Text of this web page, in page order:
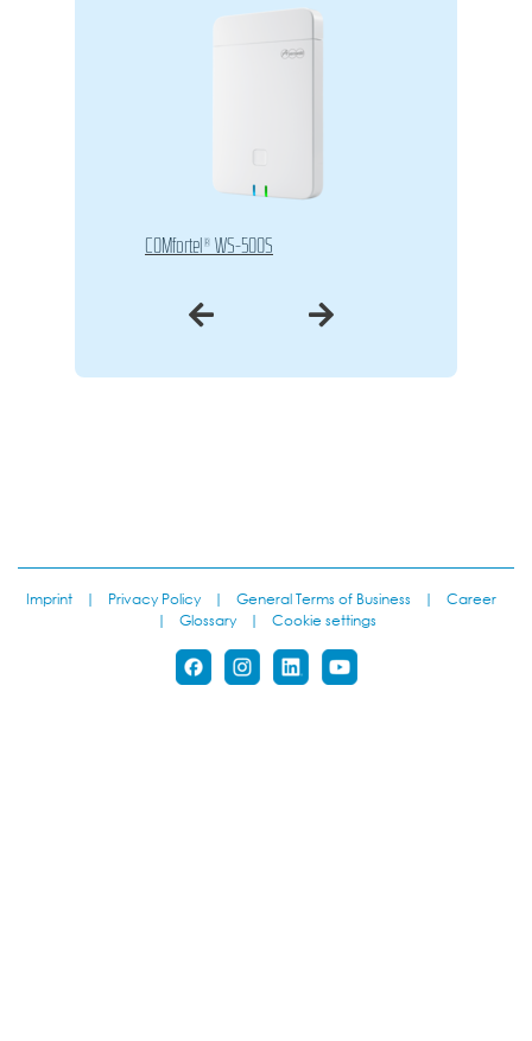
COMfortel® WS-500S
Imprint | Privacy Policy | General Terms of Business |
Career
|
Glossary | Cookie settings